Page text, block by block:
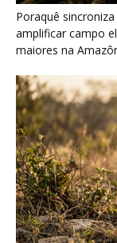
Seriema combina
contra rochas para
cerrado